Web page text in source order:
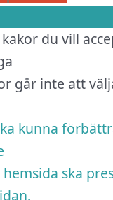
du vill
går inte att
kunna
hemsida ska